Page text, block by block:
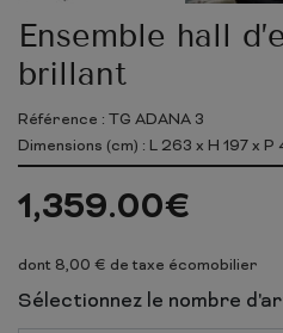
Ensemble hall
brillant
Référence : TG ADANA 3
Dimensions (cm) : L 263 x H 197x P
1,359.00€
dont 8,00 € de taxe écomobilier
Sélectionnez le nombre